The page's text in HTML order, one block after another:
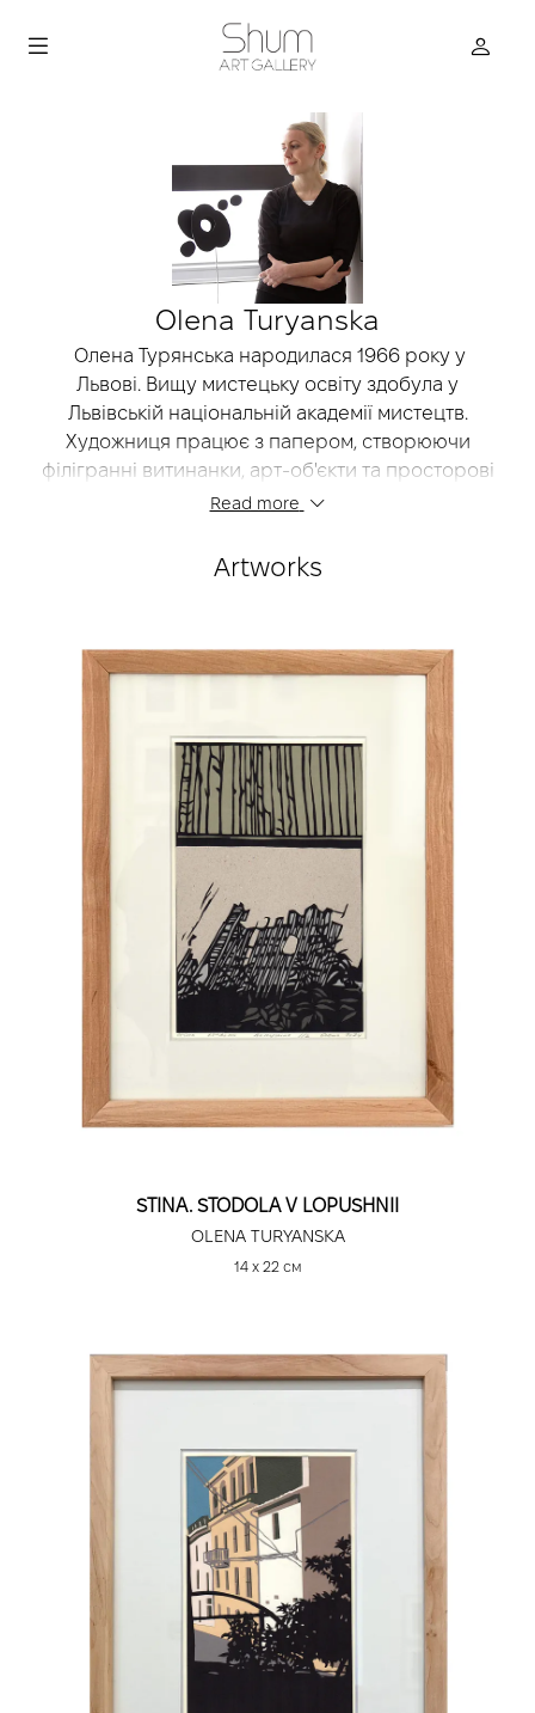
Olena Turyanska
Олена Турянська народилася 1966 року у
Львові. Вищу мистецьку освіту здобула у
Львівській національній академії мистецтв.
Художниця працює з папером, створюючи
філігранні витинанки, арт-об'єкти та просторові
інсталяції, що балансують на межі графіки та
мінімалізмом і глибокою філософічністю,
Read more
Artworks
STINA. STODOLA V LOPUSHNII
OLENA TURYANSKA
14 х 22 см
true